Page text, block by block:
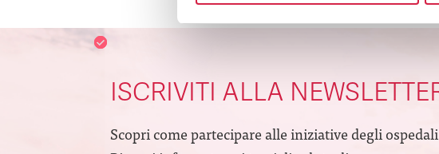
ISCRIVITI ALLA
Scopri come partecipare alle iniziative degli